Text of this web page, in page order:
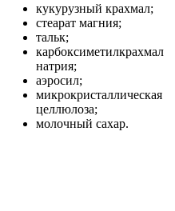
кукурузный крахмал;
стеарат магния;
тальк;
карбоксиметилкрахмал
натрия;
аэросил;
микрокристаллическая
целлюлоза;
молочный сахар.